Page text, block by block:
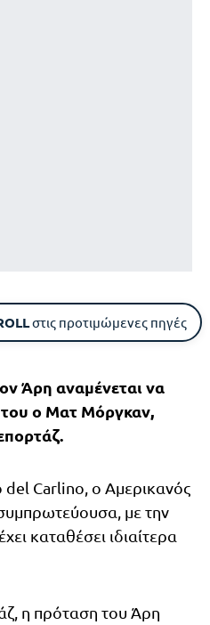
στις προτιμώμενες πηγές
Άρη αναμένεται να
του ο Ματ Μόργκαν,
Carlino, ο Αμερικανός
με την
καταθέσει ιδιαίτερα
η πρόταση του Άρη